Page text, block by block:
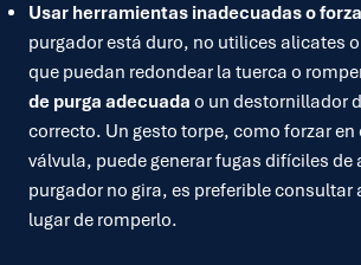
Usar herramientas inadecuadas o
purgador está duro, no utilices alicates
que puedan redondear la tuerca o
de purga adecuada o un destornillador
correcto. Un gesto torpe, como forzar en
válvula, puede generar fugas difíciles de
purgador no gira, es preferible consultar
lugar de romperlo.